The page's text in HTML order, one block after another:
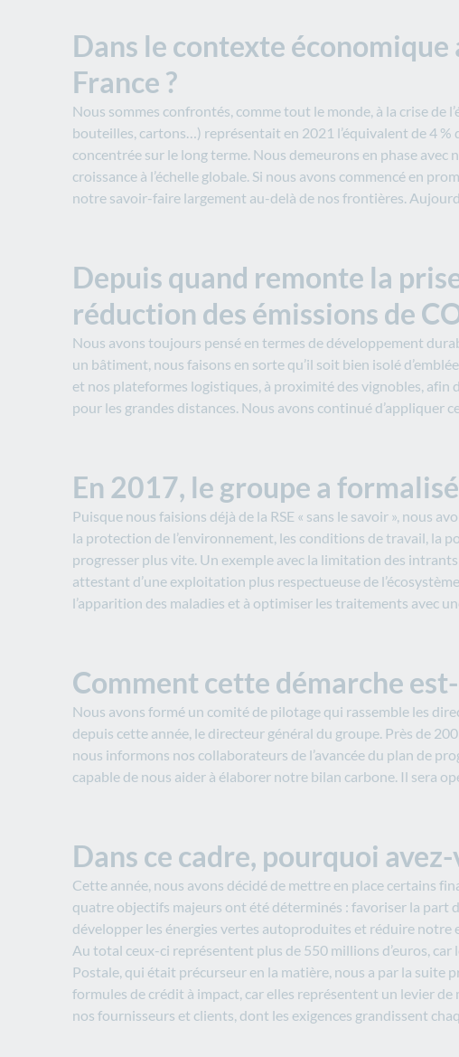
Dans le contexte
France ?
Nous sommes confrontés, comme tout le monde, à la crise de
bouteilles, cartons…) représentait en 2021 l’équivalent de 4
concentrée sur le long terme. Nous demeurons en phase
croissance à l’échelle globale. Si nous avons commencé en
notre savoir-faire largement au-delà de nos frontières.
Depuis quand remonte la
réduction des émissions de
Nous avons toujours pensé en termes de développement
un bâtiment, nous faisons en sorte qu’il soit bien isolé
et nos plateformes logistiques, à proximité des vignobles,
pour les grandes distances. Nous avons continué d’appliquer
En 2017, le groupe a formalisé
Puisque nous faisions déjà de la RSE « sans le savoir », nous
la protection de l’environnement, les conditions de travail, la
progresser plus vite. Un exemple avec la limitation des
attestant d’une exploitation plus respectueuse de
l’apparition des maladies et à optimiser les traitements avec
Comment cette démarche
Nous avons formé un comité de pilotage qui rassemble les
depuis cette année, le directeur général du groupe. Près de
nous informons nos collaborateurs de l’avancée du plan de
capable de nous aider à élaborer notre bilan carbone. Il sera
Dans ce cadre, pourquoi
Cette année, nous avons décidé de mettre en place certains
quatre objectifs majeurs ont été déterminés : favoriser la part
développer les énergies vertes autoproduites et réduire notre
Au total ceux-ci représentent plus de 550 millions d’euros,
Postale, qui était précurseur en la matière, nous a par la suite
formules de crédit à impact, car elles représentent un levier
nos fournisseurs et clients, dont les exigences grandissent